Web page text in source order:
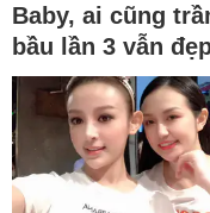
Baby, ai cũng
bầu lần 3 vẫn